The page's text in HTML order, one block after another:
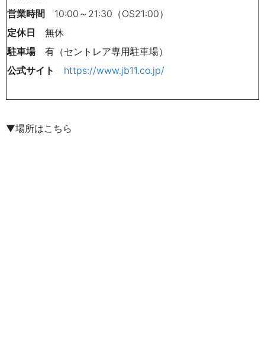
営業時間 10:00～21:30（OS21:00）
定休日 無休
駐車場有（セントレア専用駐車場）
公式サイト
https://www.jb11.co.jp/
▼場所はこちら